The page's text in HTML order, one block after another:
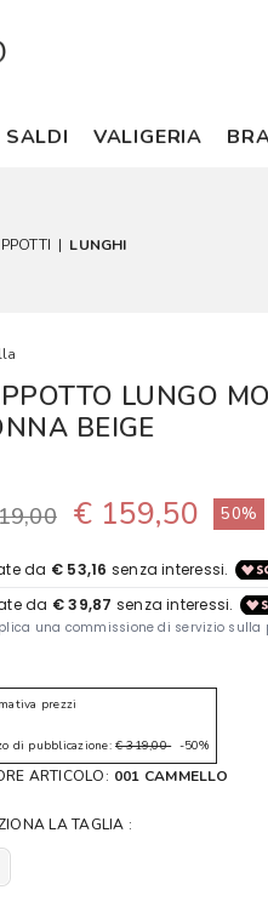
SALDI VALIGERIA
| LUNGHI
LUNGO
BEIGE
€ 159,50 50%
prezzi
di pubblicazione: € 319,00-50%
ARTICOLO: 001 CAMMELLO
LA TAGLIA :